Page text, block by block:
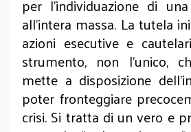
per l’individuazione di
all’intera massa. La tutela
azioni esecutive e
strumento, non l’unico,
mette a disposizione
poter fronteggiare
crisi. Si tratta di un vero e